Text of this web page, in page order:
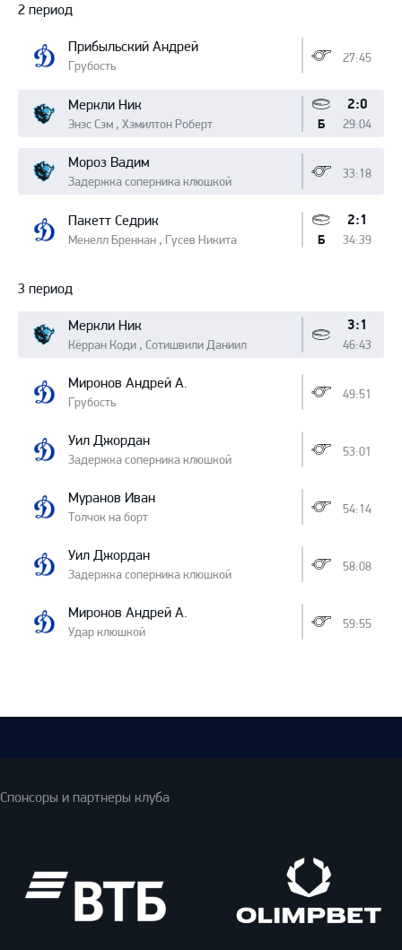
2 период
Прибыльский Андрей
Грубость
27:45
Меркли Ник
Энэс Сэм , Хэмилтон Роберт
2:0
29:04
Б
Мороз Вадим
Задержка соперника клюшкой
33:18
Пакетт Седрик
Менелл Бреннан , Гусев Никита
2:1
34:39
Б
3 период
Меркли Ник
Кёрран Коди , Сотишвили Даниил
3:1
46:43
Миронов Андрей А.
Грубость
49:51
Уил Джордан
Задержка соперника клюшкой
53:01
Муранов Иван
Толчок на борт
54:14
Уил Джордан
Задержка соперника клюшкой
58:08
Миронов Андрей А.
Удар клюшкой
59:55
Спонсоры и партнеры клуба